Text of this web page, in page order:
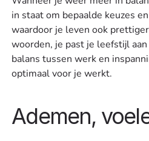
in staat om bepaalde keuzes
waardoor je leven ook
woorden, je past je leefstijl
balans tussen werk en
optimaal voor je werkt.
Ademen,